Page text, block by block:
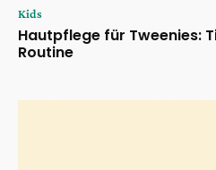
Kids
Hautpflege für Tweenies:
Routine